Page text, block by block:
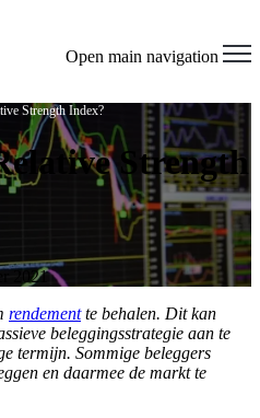
Open main navigation
Strength Index?
Strength
2021
rendementte behalen. Dit kan
beleggingsstrategie aan te
termijn. Sommige beleggers
en daarmee de markt te